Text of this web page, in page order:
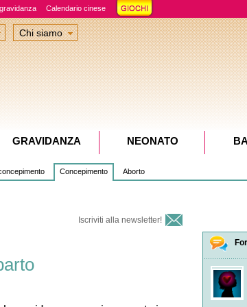
Calendario cinese
Concepimento Aborto
Iscriviti alla newsletter!
Chi siamo
GRAVIDANZA NEONATO